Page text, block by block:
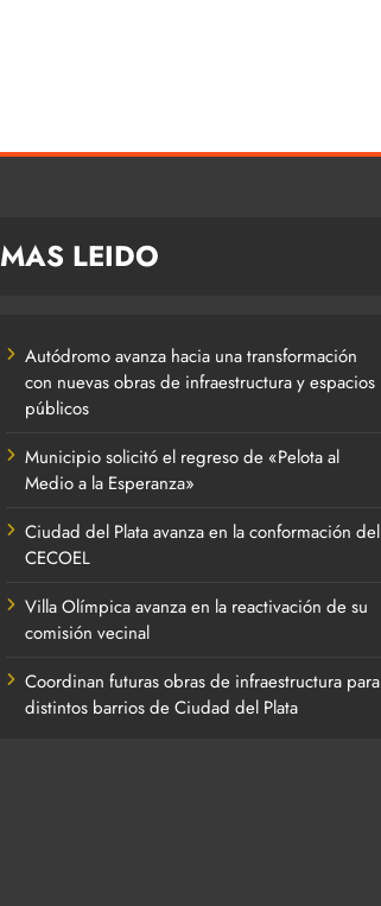
MAS LEIDO
Autódromo avanza hacia una transformación
con nuevas obras de infraestructura y espacios
públicos
Municipio solicitó el regreso de «Pelota al
Medio a la Esperanza»
Ciudad del Plata avanza en la conformación del
CECOEL
Villa Olímpica avanza en la reactivación de su
comisión vecinal
Coordinan futuras obras de infraestructura para
distintos barrios de Ciudad del Plata